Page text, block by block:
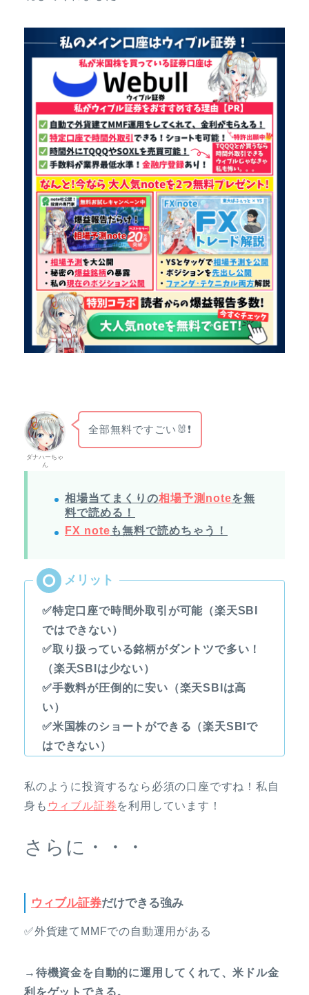
ダナハーちゃ
ん
全部無料ですごい🐰❗
相場当てまくりの相場予測noteを無
料で読める！
FX note も無料で読めちゃう！
✅特定口座で時間外取引が可能（楽天SBI
ではできない）
✅取り扱っている銘柄がダントツで多い！
（楽天SBIは少ない）
✅手数料が圧倒的に安い（楽天SBIは高
い）
✅米国株のショートができる（楽天SBIで
はできない）
私のように投資するなら必須の口座ですね！私自
身も ウィブル証券を利用しています！
さらに・・・
ウィブル証券だけできる強み
✅外貨建てMMFでの自動運用がある
→待機資金を自動的に運用してくれて、米ドル金
利をゲットできる。